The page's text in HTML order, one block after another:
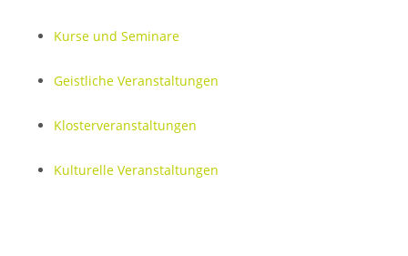
Kurse und Seminare
Geistliche Veranstaltungen
Klosterveranstaltungen
Kulturelle Veranstaltungen